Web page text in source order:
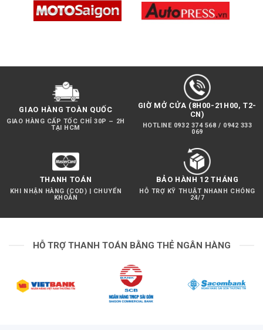
GIAO HÀNG TOÀN QUỐC
GIAO HÀNG CẤP TỐC CHỈ 30P – 2H
TẠI HCM
GIỜ MỞ CỬA (8H00-21H00, T2-
CN)
HOTLINE 0932 374 568 / 0942 333
069
THANH TOÁN
KHI NHẬN HÀNG (COD) | CHUYỂN
KHOẢN
BẢO HÀNH 12 THÁNG
HỖ TRỢ KỸ THUẬT NHANH CHÓNG
24/7
HỖ TRỢ THANH TOÁN BẰNG THẺ NGÂN HÀNG